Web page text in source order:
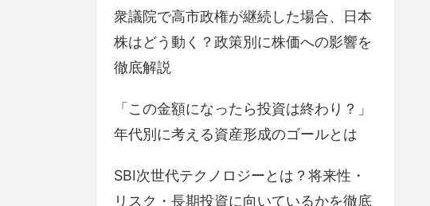
衆議院で高市政権が継続した場合、日本
株はどう動く？政策別に株価への影響を
徹底解説
「この金額になったら投資は終わり？」
年代別に考える資産形成のゴールとは
SBI次世代テクノロジーとは？将来性・
リスク・長期投資に向いているかを徹底